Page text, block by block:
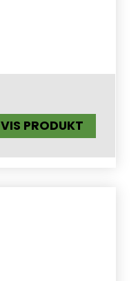
VIS PRODUKT